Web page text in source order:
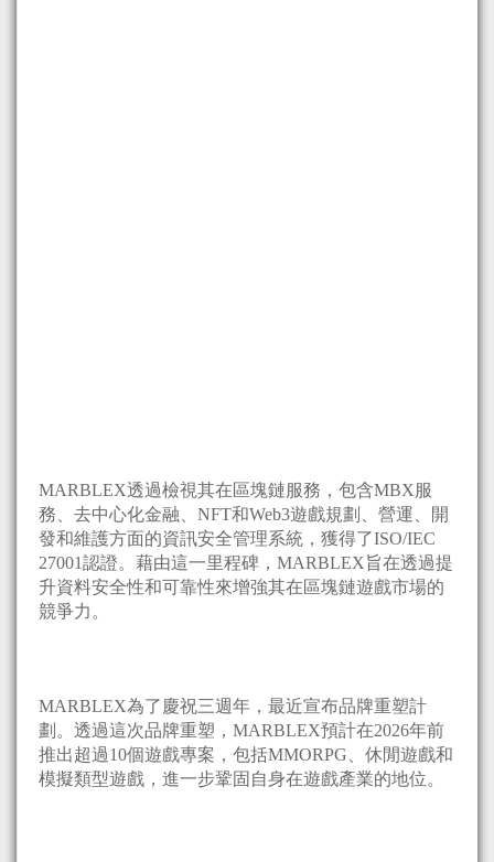
MARBLEX透過檢視其在區塊鏈服務，包含MBX服
務、去中心化金融、NFT和Web3遊戲規劃、營運、開
發和維護方面的資訊安全管理系統，獲得了ISO/IEC
27001認證。藉由這一里程碑，MARBLEX旨在透過提
升資料安全性和可靠性來增強其在區塊鏈遊戲市場的
競爭力。
MARBLEX為了慶祝三週年，最近宣布品牌重塑計
劃。透過這次品牌重塑，MARBLEX預計在2026年前
推出超過10個遊戲專案，包括MMORPG、休閒遊戲和
模擬類型遊戲，進一步鞏固自身在遊戲產業的地位。